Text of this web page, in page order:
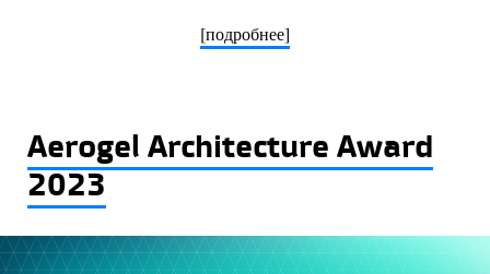
[подробнее]
Aerogel Architecture Award
2023